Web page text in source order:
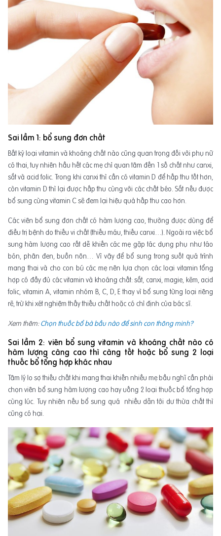
Sai lầm 1: bổ sung đơn chất
Bất kỳ loại vitamin và khoáng chất nào cũng quan trọng đối với phụ nữ
có thai, tuy nhiên hầu hết các mẹ chỉ quan tâm đến 1 số chất như canxi,
sắt và acid folic. Trong khi canxi thì cần có vitamin D để hấp thu tốt hơn,
còn vitamin D thì lại được hấp thu cùng với các chất béo. Sắt nếu được
bổ sung cùng vitamin C sẽ đem lại hiệu quả hấp thu cao hơn.
Các viên bổ sung đơn chất có hàm lượng cao, thường được dùng để
điều trị bệnh do thiếu vi chất (thiếu máu, thiếu canxi…). Ngoài ra việc bổ
sung hàm lượng cao rất dễ khiến các mẹ gặp tác dụng phụ như táo
bón, phân đen, buồn nôn… Vì vậy để bổ sung trong suốt quá trình
mang thai và cho con bú các mẹ nên lựa chọn các loại vitamin tổng
hợp có đầy đủ các vitamin và khoáng chất: sắt, canxi, magie, kẽm, acid
folic, vitamin A, vitamin nhóm B, C, D, E thay vì bổ sung từng loại riêng
rẽ, trừ khi xét nghiệm thấy thiếu chất hoặc có chỉ định của bác sĩ.
Xem thêm:Chọn thuốc bổ bà bầu nào để sinh con thông minh?
Sai lầm 2: viên bổ sung vitamin và khoáng chất nào có
hàm lượng càng cao thì càng tốt hoặc bổ sung 2 loại
thuốc bổ tổng hợp khác nhau
Tâm lý lo sợ thiếu chất khi mang thai khiến nhiều mẹ bầu nghĩ cần phải
chọn viên bổ sung hàm lượng cao hay uống 2 loại thuốc bổ tổng hợp
cùng lúc. Tuy nhiên nếu bổ sung quá nhiều dẫn tới dư thừa chất thì
cũng có hại.